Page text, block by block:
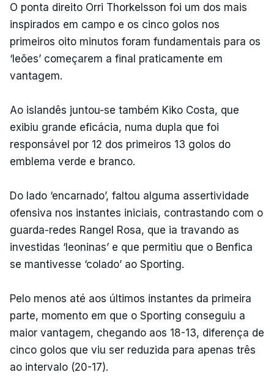
O ponta direito Orri Thorkelsson foi um dos mais
inspirados em campo e os cinco golos nos
primeiros oito minutos foram fundamentais para os
‘leões’ começarem a final praticamente em
vantagem.
Ao islandês juntou-se também Kiko Costa, que
exibiu grande eficácia, numa dupla que foi
responsável por 12 dos primeiros 13 golos do
emblema verde e branco.
Do lado ‘encarnado’, faltou alguma assertividade
ofensiva nos instantes iniciais, contrastando com o
guarda-redes Rangel Rosa, que ia travando as
investidas ‘leoninas’ e que permitiu que o Benfica
se mantivesse ‘colado’ ao Sporting.
Pelo menos até aos últimos instantes da primeira
parte, momento em que o Sporting conseguiu a
maior vantagem, chegando aos 18-13, diferença de
cinco golos que viu ser reduzida para apenas três
ao intervalo (20-17).